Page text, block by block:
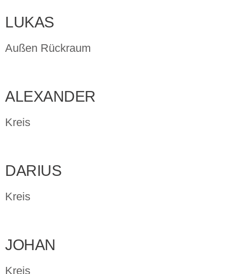
LUKAS
Außen Rückraum
ALEXANDER
Kreis
DARIUS
Kreis
JOHAN
Kreis